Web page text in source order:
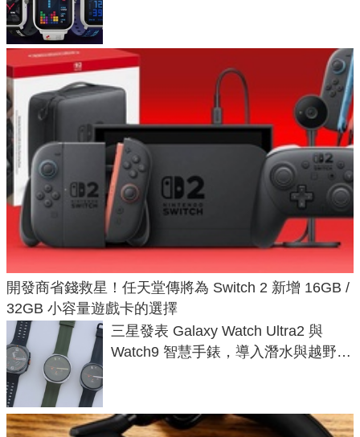
開發商省錢救星！任天堂傳將為 Switch 2 新增 16GB /
32GB 小容量遊戲卡的選擇
三星發表 Galaxy Watch Ultra2 與
Watch9 智慧手錶，導入潛水與越野跑